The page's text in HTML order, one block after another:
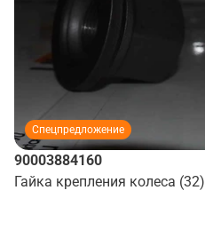
Спецпредложение
90003884160
Гайка крепления колеса (32)